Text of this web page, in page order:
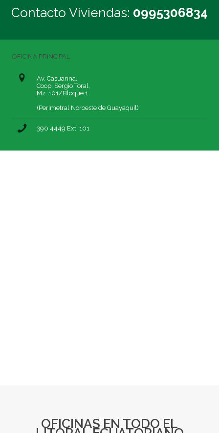
Contacto Viviendas: 0995306834
OFICINA PRINCIPAL
Av. Casuarina.
Coop. Sergio Toral,
Mz. 101/Bloque 1
(Perimetral Noroeste de Guayaquil)
390 4449 Ext. 101
OFICINAS EN TODO EL